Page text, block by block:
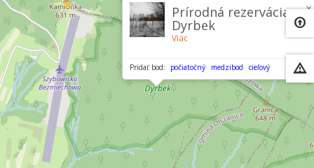
×
Prírodná rezervácia
Dyrbek
Viac
Pridať bod: počiatočný medzibod cieľový